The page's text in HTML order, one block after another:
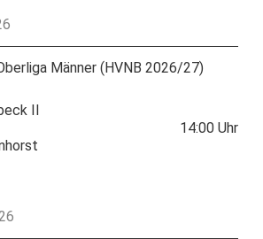
Männer (HVNB 2026/27)
II
14:00 Uhr